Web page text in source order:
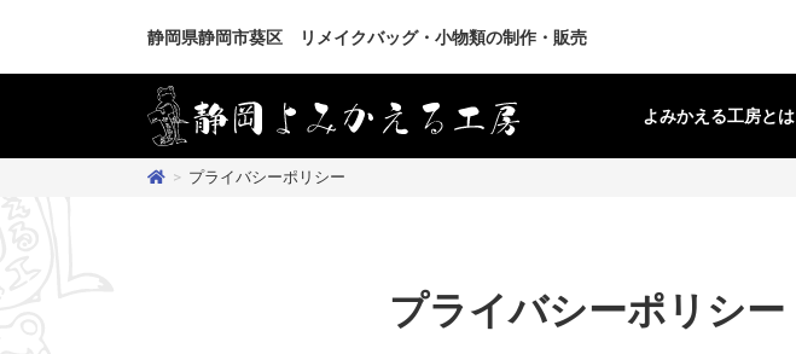
静岡県静岡市葵区 リメイクバッグ・小物類の制作・販売
よみかえる工房とは
> プライバシーポリシー
プライバシーポリシー